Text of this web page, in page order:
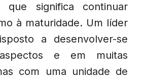
que significa continuar
à maturidade. Um líder
a desenvolver-se
e em muitas
com uma unidade de